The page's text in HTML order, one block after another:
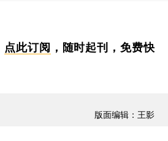
点此订阅 ，随时起刊，免费快
版面编辑：王影